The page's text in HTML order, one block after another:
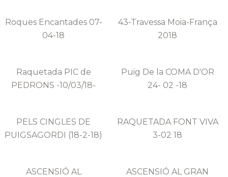
Roques Encantades 07-
04-18
43-Travessa Moia-França
2018
Raquetada PIC de
PEDRONS -10/03/18-
Puig De la COMA D'OR
24- 02 -18
PELS CINGLES DE
PUIGSAGORDI (18-2-18)
RAQUETADA FONT VIVA
3-02 18
ASCENSIÓ AL
ASCENSIÓ AL GRAN